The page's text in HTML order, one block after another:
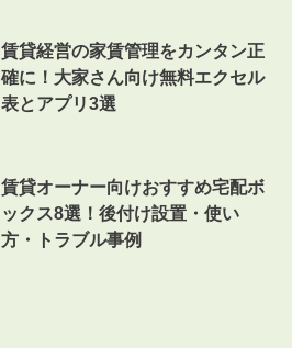
賃貸経営の家賃管理をカンタン正
確に！大家さん向け無料エクセル
表とアプリ3選
賃貸オーナー向けおすすめ宅配ボ
ックス8選！後付け設置・使い
方・トラブル事例